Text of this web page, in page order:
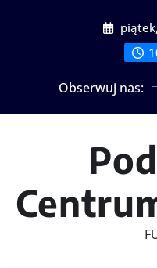
Obserwuj nas: